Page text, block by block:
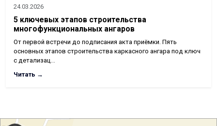
24.03.2026
5 ключевых этапов строительства
многофункциональных ангаров
От первой встречи до подписания акта приёмки. Пять
основных этапов строительства каркасного ангара под ключ
с детализац…
Читать →